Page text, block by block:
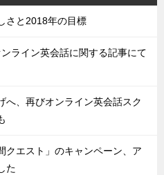
さと2018年の目標
ライン英会話に関する記事にて
へ、再びオンライン英会話スク
クエスト」のキャンペーン、ア
た